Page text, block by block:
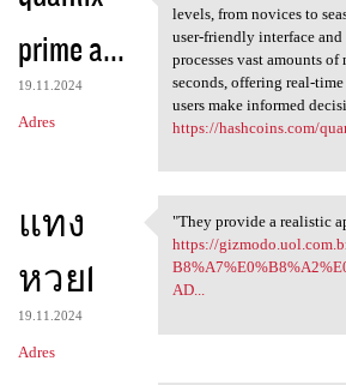
prime a...
19.11.2024
Adres
Quantix Prime AI
levels, from novices to
user-friendly interface
processes vast amounts of
seconds, offering real-
users make informed
https://hashcoins.com/
แทง
หวย1
19.11.2024
Adres
"They provide a
"They provide a realistic
https://
AD...